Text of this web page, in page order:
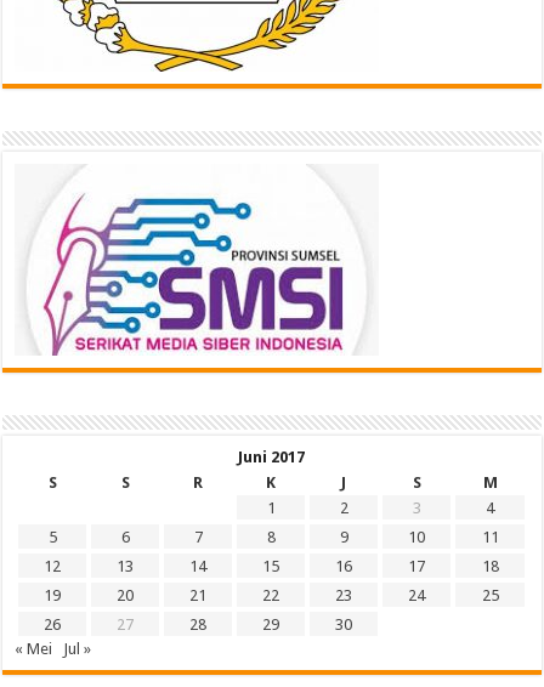
Juni 2017
S
S R K J S
M
1
2 3
4
5
6 7 8 9 10
11
12
13 14 15 16 17
18
19
20 21 22 23 24
25
26
27 28 29
30
« Mei
Jul »